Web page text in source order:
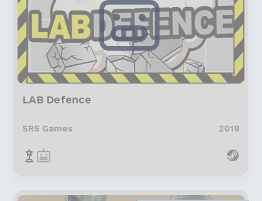
LAB Defence
SRS Games 2019